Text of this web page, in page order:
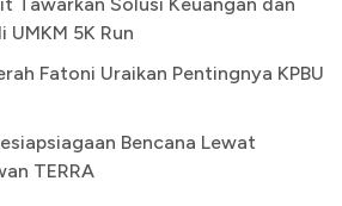
UMKM 5K Run
Fatoni Uraikan Pentingnya KPBU
Bencana Lewat
TERRA